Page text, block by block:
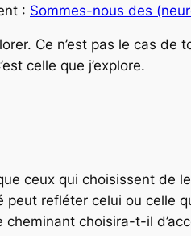
: Sommes-nous des
Ce n’est pas le cas
celle que j’explore.
ceux qui choisissent de
refléter celui ou celle
choisira-t-il